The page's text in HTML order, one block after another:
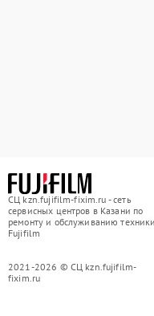
СЦ kzn.fujifilm-fixim.ru - сеть
сервисных центров в Казани по
ремонту и обслуживанию техники
Fujifilm
2021-2026 © СЦ kzn.fujifilm-
fixim.ru